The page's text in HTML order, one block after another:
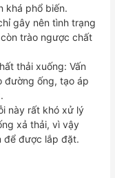
khá phổ biến.
gây nên tình trạng
trào ngược chất
thải xuống: Vấn
đường ống, tạo áp
này rất khó xử lý
xả thải, vì vậy
để được lắp đặt.